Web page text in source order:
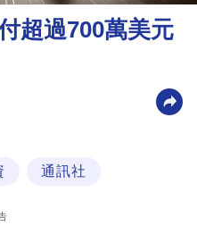
超過700萬美元
通訊社